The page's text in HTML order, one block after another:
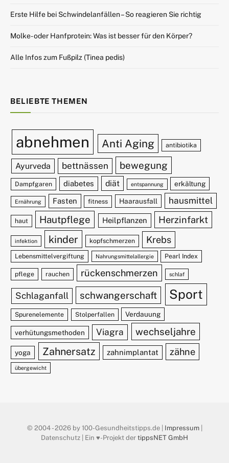
Erste Hilfe bei Schwindelanfällen – So reagieren Sie richtig
Molke- oder Hanfprotein: Was ist besser für den Körper?
Alle Infos zum Fußpilz (Tinea pedis)
BELIEBTE THEMEN
abnehmen Anti Aging antibiotika
Ayurveda bettnässen bewegung
Dampfgaren diabetes diät entspannung erkältung
Ernährung Fasten fitness Haarausfall hausmittel
haut Hautpflege Heilpflanzen Herzinfarkt
infektion kinder kopfschmerzen Krebs
Lebensmittelvergiftung Nahrungsmittelallergie Pearl Index
pflege rauchen rückenschmerzen schlaf
Schlaganfall schwangerschaft Sport
Spurenelemente Stolperfallen Verdauung
verhütungsmethoden Viagra wechseljahre
yoga Zahnersatz zahnimplantat zähne
übergewicht
© 2004 - 2026 by 100-Gesundheitstipps.de | Impressum|
Datenschutz | Ein ♥️-Projekt der tippsNET GmbH